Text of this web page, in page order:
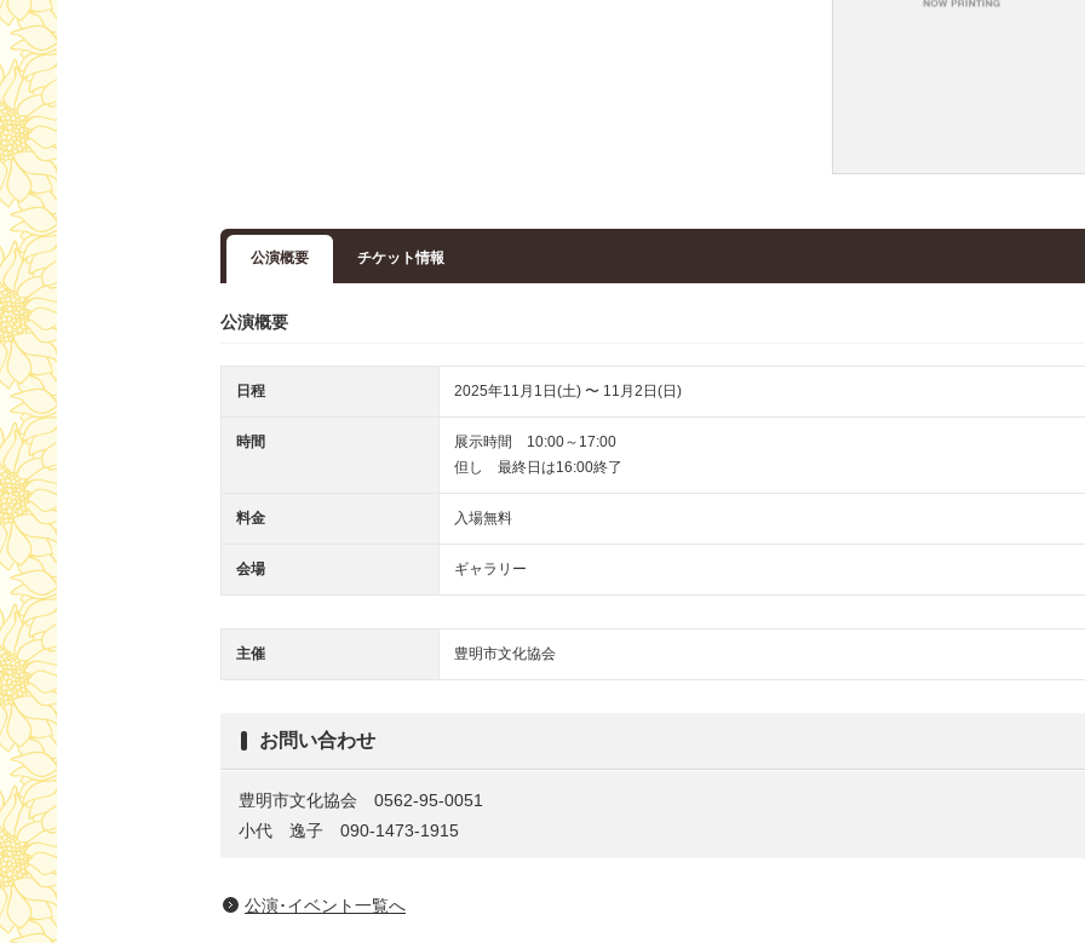
公演概要 チケット情報
公演概要
日程 2025年11月1日(土) 〜 11月2日(日)
時間
展示時間 10:00～17:00
但し 最終日は16:00終了
料金 入場無料
会場 ギャラリー
主催 豊明市文化協会
お問い合わせ
豊明市文化協会 0562-95-0051
小代 逸子 090-1473-1915
公演･イベント一覧へ